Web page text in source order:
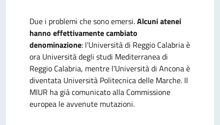
Due i problemi che sono emersi.Alcuni atenei
hanno effettivamente cambiato
denominazione: l'Università di Reggio Calabria è
ora Università degli studi Mediterranea di
Reggio Calabria, mentre l'Università di Ancona è
diventata Università Politecnica delle Marche. Il
MIUR ha già comunicato alla Commissione
europea le avvenute mutazioni.